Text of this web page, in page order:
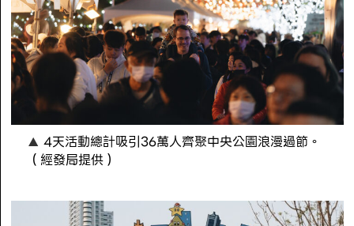
4天活動總計吸引36萬人齊聚中央公園浪漫過節。
（經發局提供）